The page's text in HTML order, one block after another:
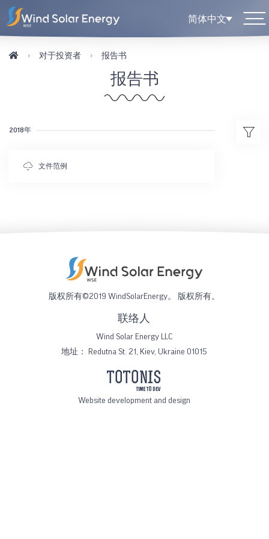
简体中文
对于投资者 报告书
报告书
2018年
文件范例
版权所有©2019 WindSolarEnergy。 版权所有。
联络人
Wind Solar Energy LLC
地址：
Redutna St. 21, Kiev, Ukraine 01015
Website development and design